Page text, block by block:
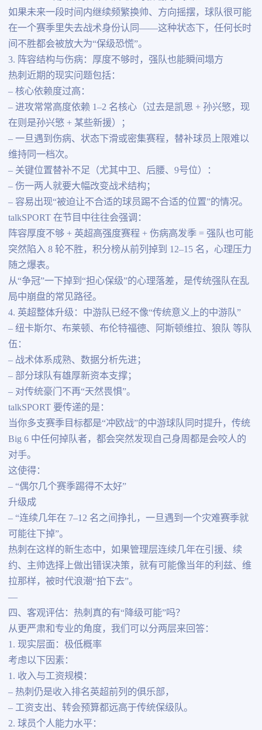
如果未来一段时间内继续频繁换帅、方向摇摆，球队很可能
在一个赛季里失去战术身份认同——这种状态下，任何长时
间不胜都会被放大为“保级恐慌”。
3. 阵容结构与伤病：厚度不够时，强队也能瞬间塌方
热刺近期的现实问题包括：
– 核心依赖度过高：
– 进攻常常高度依赖 1–2 名核心（过去是凯恩 + 孙兴慜，现
在则是孙兴慜 + 某些新援）；
– 一旦遇到伤病、状态下滑或密集赛程，替补球员上限难以
维持同一档次。
– 关键位置替补不足（尤其中卫、后腰、9号位）：
– 伤一两人就要大幅改变战术结构；
– 容易出现“被迫让不合适的球员踢不合适的位置”的情况。
talkSPORT 在节目中往往会强调：
阵容厚度不够 + 英超高强度赛程 + 伤病高发季 = 强队也可能
突然陷入 8 轮不胜，积分榜从前列掉到 12–15 名，心理压力
随之爆表。
从“争冠”一下掉到“担心保级”的心理落差，是传统强队在乱
局中崩盘的常见路径。
4. 英超整体升级：中游队已经不像“传统意义上的中游队”
– 纽卡斯尔、布莱顿、布伦特福德、阿斯顿维拉、狼队 等队
伍：
– 战术体系成熟、数据分析先进；
– 部分球队有雄厚新资本支撑；
– 对传统豪门不再“天然畏惧”。
talkSPORT 要传递的是：
当你多支赛季目标都是“冲欧战”的中游球队同时提升，传统
Big 6 中任何掉队者，都会突然发现自己身周都是会咬人的
对手。
这使得：
– “偶尔几个赛季踢得不太好”
升级成
– “连续几年在 7–12 名之间挣扎，一旦遇到一个灾难赛季就
可能往下掉”。
热刺在这样的新生态中，如果管理层连续几年在引援、续
约、主帅选择上做出错误决策，就有可能像当年的利兹、维
拉那样，被时代浪潮“拍下去”。
—
四、客观评估：热刺真的有“降级可能”吗？
从更严肃和专业的角度，我们可以分两层来回答：
1. 现实层面：极低概率
考虑以下因素：
1. 收入与工资规模：
– 热刺仍是收入排名英超前列的俱乐部，
– 工资支出、转会预算都远高于传统保级队。
2. 球员个人能力水平：